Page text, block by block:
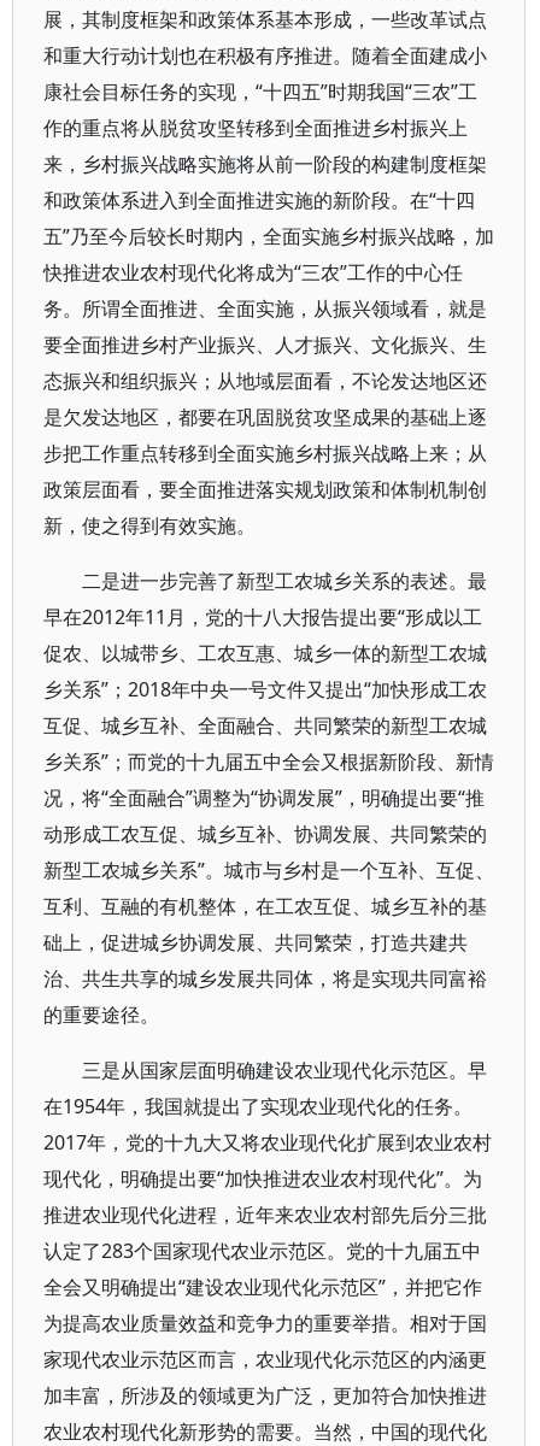
展，其制度框架和政策体系基本形成，一些改革试点
和重大行动计划也在积极有序推进。随着全面建成小
康社会目标任务的实现，“十四五”时期我国“三农”工
作的重点将从脱贫攻坚转移到全面推进乡村振兴上
来，乡村振兴战略实施将从前一阶段的构建制度框架
和政策体系进入到全面推进实施的新阶段。在“十四
五”乃至今后较长时期内，全面实施乡村振兴战略，加
快推进农业农村现代化将成为“三农”工作的中心任
务。所谓全面推进、全面实施，从振兴领域看，就是
要全面推进乡村产业振兴、人才振兴、文化振兴、生
态振兴和组织振兴；从地域层面看，不论发达地区还
是欠发达地区，都要在巩固脱贫攻坚成果的基础上逐
步把工作重点转移到全面实施乡村振兴战略上来；从
政策层面看，要全面推进落实规划政策和体制机制创
新，使之得到有效实施。
二是进一步完善了新型工农城乡关系的表述。最
早在2012年11月，党的十八大报告提出要“形成以工
促农、以城带乡、工农互惠、城乡一体的新型工农城
乡关系”；2018年中央一号文件又提出“加快形成工农
互促、城乡互补、全面融合、共同繁荣的新型工农城
乡关系”；而党的十九届五中全会又根据新阶段、新情
况，将“全面融合”调整为“协调发展”，明确提出要“推
动形成工农互促、城乡互补、协调发展、共同繁荣的
新型工农城乡关系”。城市与乡村是一个互补、互促、
互利、互融的有机整体，在工农互促、城乡互补的基
础上，促进城乡协调发展、共同繁荣，打造共建共
治、共生共享的城乡发展共同体，将是实现共同富裕
的重要途径。
三是从国家层面明确建设农业现代化示范区。早
在1954年，我国就提出了实现农业现代化的任务。
2017年，党的十九大又将农业现代化扩展到农业农村
现代化，明确提出要“加快推进农业农村现代化”。为
推进农业现代化进程，近年来农业农村部先后分三批
认定了283个国家现代农业示范区。党的十九届五中
全会又明确提出“建设农业现代化示范区”，并把它作
为提高农业质量效益和竞争力的重要举措。相对于国
家现代农业示范区而言，农业现代化示范区的内涵更
加丰富，所涉及的领域更为广泛，更加符合加快推进
农业农村现代化新形势的需要。当然，中国的现代化